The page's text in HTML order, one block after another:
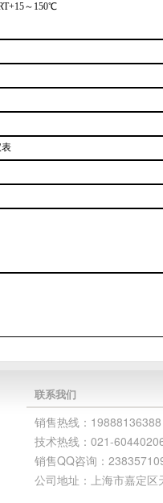
15～ 150℃
联系我们
销售热线：
技术热线：021-
销售QQ咨询：
公司地址：上海市嘉定区